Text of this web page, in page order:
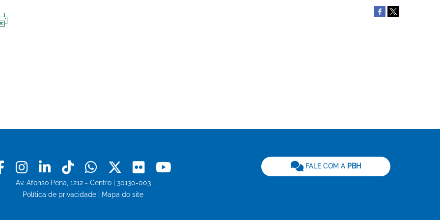
Facebook
Instagram
LinkedinTiktokWhatsapp
X Flickr
Av. Afonso Pena, 1212 - Centro | 30130-003
Política de privacidade
Mapa do site
FALE COM A PBH